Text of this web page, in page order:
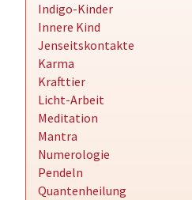
Indigo-Kinder
Innere Kind
Jenseitskontakte
Karma
Krafttier
Licht-Arbeit
Meditation
Mantra
Numerologie
Pendeln
Quantenheilung